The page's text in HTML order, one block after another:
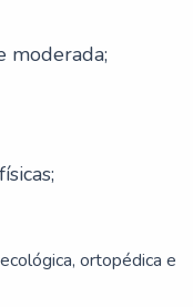
moderada;
ortopédica e